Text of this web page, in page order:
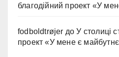
благодійний проект «У
fodboldtrøjer доУ столиці
проект «У мене є